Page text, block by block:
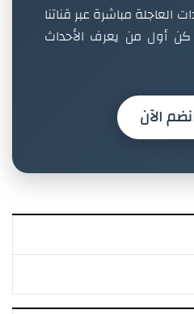
العاجلة مباشرة عبر قناتنا
كن أول من يعرف الأحداث
الآن